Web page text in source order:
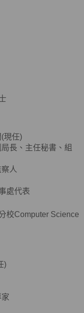
現任)
長、主任秘書、組
人
處代表
校Computer Science
)